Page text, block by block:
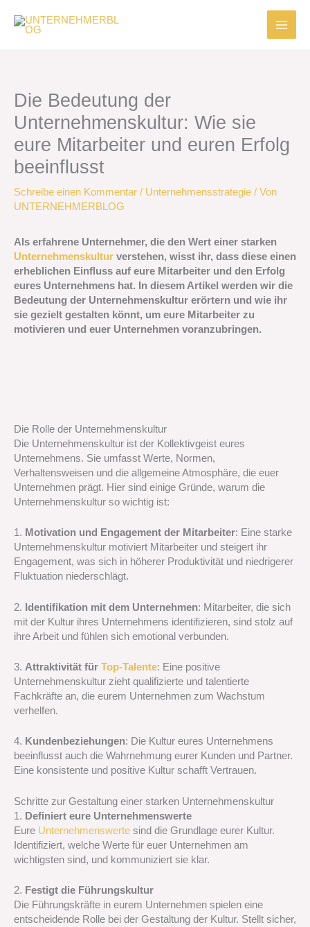
Inhalt
springen
Die Bedeutung der
Unternehmenskultur: Wie sie
eure Mitarbeiter und euren Erfolg
beeinflusst
Schreibe einen Kommentar / Unternehmensstrategie / Von
UNTERNEHMERBLOG
Als erfahrene Unternehmer, die den Wert einer starken
Unternehmenskultur verstehen, wisst ihr, dass diese einen
erheblichen Einfluss auf eure Mitarbeiter und den Erfolg
eures Unternehmens hat. In diesem Artikel werden wir die
Bedeutung der Unternehmenskultur erörtern und wie ihr
sie gezielt gestalten könnt, um eure Mitarbeiter zu
motivieren und euer Unternehmen voranzubringen.
Die Rolle der Unternehmenskultur
Die Unternehmenskultur ist der Kollektivgeist eures
Unternehmens. Sie umfasst Werte, Normen,
Verhaltensweisen und die allgemeine Atmosphäre, die euer
Unternehmen prägt. Hier sind einige Gründe, warum die
Unternehmenskultur so wichtig ist:
1. Motivation und Engagement der Mitarbeiter: Eine starke
Unternehmenskultur motiviert Mitarbeiter und steigert ihr
Engagement, was sich in höherer Produktivität und niedrigerer
Fluktuation niederschlägt.
2. Identifikation mit dem Unternehmen: Mitarbeiter, die sich
mit der Kultur ihres Unternehmens identifizieren, sind stolz auf
ihre Arbeit und fühlen sich emotional verbunden.
3. Attraktivität für Top-Talente: Eine positive
Unternehmenskultur zieht qualifizierte und talentierte
Fachkräfte an, die eurem Unternehmen zum Wachstum
verhelfen.
4. Kundenbeziehungen: Die Kultur eures Unternehmens
beeinflusst auch die Wahrnehmung eurer Kunden und Partner.
Eine konsistente und positive Kultur schafft Vertrauen.
Schritte zur Gestaltung einer starken Unternehmenskultur
1. Definiert eure Unternehmenswerte
Eure Unternehmenswerte sind die Grundlage eurer Kultur.
Identifiziert, welche Werte für euer Unternehmen am
wichtigsten sind, und kommuniziert sie klar.
2. Festigt die Führungskultur
Die Führungskräfte in eurem Unternehmen spielen eine
entscheidende Rolle bei der Gestaltung der Kultur. Stellt sicher,